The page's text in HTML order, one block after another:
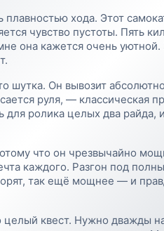
хода. Этот
чувство пустоты. Пять
она кажется очень
Он вывозит
руля, — классическая
для ролика целых два
что он чрезвычайно
каждого. Разгон под
так ещё мощнее — и
квест. Нужно дважды